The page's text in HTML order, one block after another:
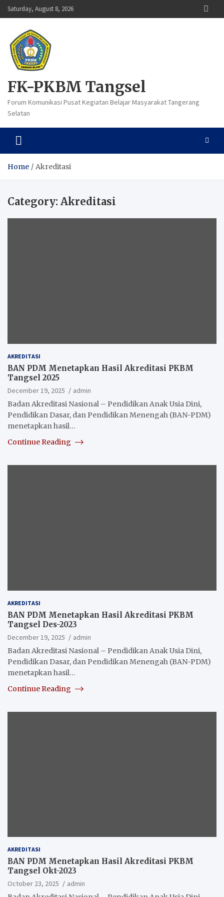
Skip
to
Saturday, August 8, 2026
FK-PKBM Tangsel
Forum Komunikasi Pusat Kegiatan Belajar Masyarakat Tangerang
Selatan
Home Akreditasi
Category: Akreditasi
AKREDITASI
BAN PDM Menetapkan Hasil Akreditasi PKBM
Tangsel 2025
December 19, 2025
admin
Badan Akreditasi Nasional – Pendidikan Anak Usia Dini,
Pendidikan Dasar, dan Pendidikan Menengah (BAN-PDM)
menetapkan hasil…
Continue Reading
AKREDITASI
BAN PDM Menetapkan Hasil Akreditasi PKBM
Tangsel Des-2023
December 19, 2025
admin
Badan Akreditasi Nasional – Pendidikan Anak Usia Dini,
Pendidikan Dasar, dan Pendidikan Menengah (BAN-PDM)
menetapkan hasil…
Continue Reading
AKREDITASI
BAN PDM Menetapkan Hasil Akreditasi PKBM
Tangsel Okt-2023
October 23, 2025
admin